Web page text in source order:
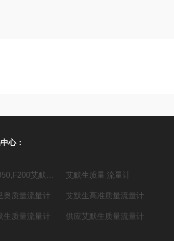
心：
F100,F050,F200艾默生质量流量计F系列 艾默生质量 流量计
奥质量流量计 艾默生高准质量流量计
生质量流量计 供应艾默生质量流量计